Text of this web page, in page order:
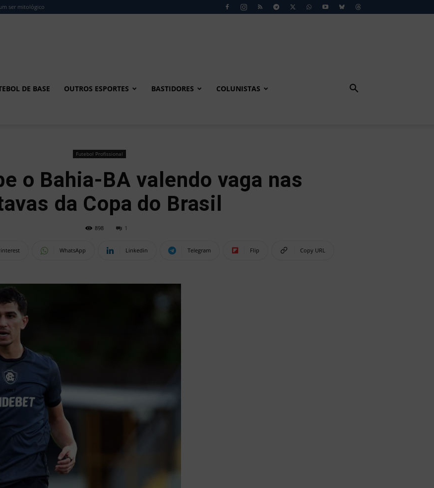
ser mitológico
DE BASE OUTROS ESPORTES BASTIDORES COLUNISTAS
Futebol Profissional
o Bahia-BA valendo vaga nas
da Copa do Brasil
898 1
WhatsApp Linkedin Telegram Flip Copy URL